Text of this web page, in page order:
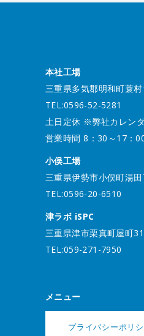
本社工場
三重県多気郡明和町蓑
TEL:0596-52-5281
土日定休 ※弊社カレン
営業時間 8：30～17：
小俣工場
三重県伊勢市小俣町湯
TEL:0596-20-6510
津ラボ iSPC
三重県津市栗真町屋町
TEL:059-271-7950
メニュー
プライバシーポリ